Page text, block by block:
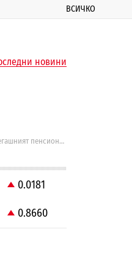
ВСИЧКО
новини
Сегашният пенсионен модел в България насърчава укриването на доходи
0.0181
0.8660